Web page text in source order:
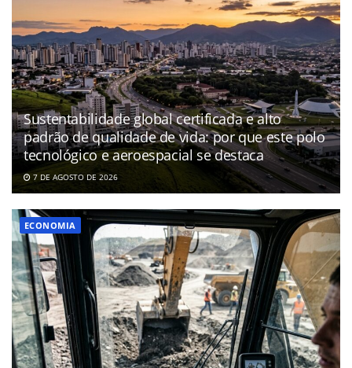
Sustentabilidade global certificada e alto
padrão de qualidade de vida: por que este polo
tecnológico e aeroespacial se destaca
7 DE AGOSTO DE 2026
ECONOMIA